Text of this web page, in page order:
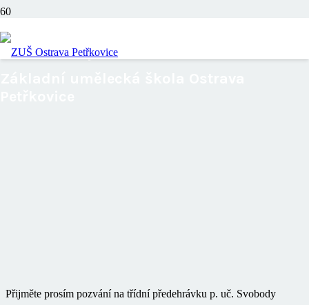
Třídní předehrávka
Přijměte prosím pozvání na třídní předehrávku p. uč. Svobody